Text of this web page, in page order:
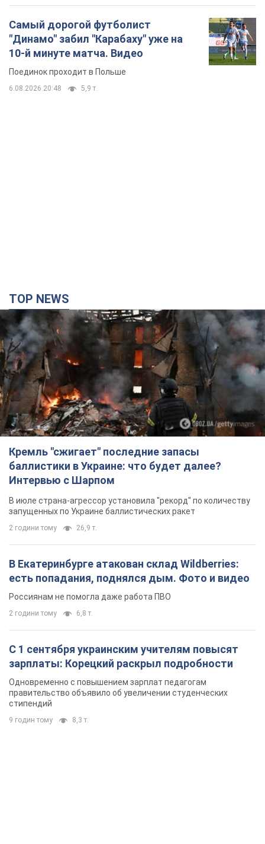
Самый дорогой футболист
"Динамо" забил "Карабаху" уже на
10-й минуте матча. Видео
Поединок проходит в Польше
6.08.2026 20:48 5,9 т.
TOP NEWS
Кремль "сжигает" последние запасы
баллистики в Украине: что будет далее?
Интервью с Шарпом
В июле страна-агрессор установила "рекорд" по количеству
запущенных по Украине баллистических ракет
2 години тому 26,9 т.
В Екатеринбурге атакован склад Wildberries:
есть попадания, поднялся дым. Фото и видео
Россиянам не помогла даже работа ПВО
2 години тому 6,8 т.
С 1 сентября украинским учителям повысят
зарплаты: Корецкий раскрыл подробности
Одновременно с повышением зарплат педагогам
правительство объявило об увеличении студенческих
стипендий
9 годин тому 8,3 т.